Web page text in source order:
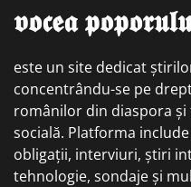
𝖛𝖔𝖈𝖊𝖆
este un site dedicat
concentrându-se pe
românilor din diaspora
socială. Platforma
obligații, interviuri, știri
tehnologie, sondaje și